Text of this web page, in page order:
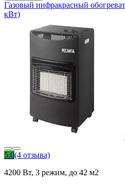
Газовый инфракрасный
кВт)
5.0(4 отзыва)
4200 Вт, 3 режим, до 42 м2